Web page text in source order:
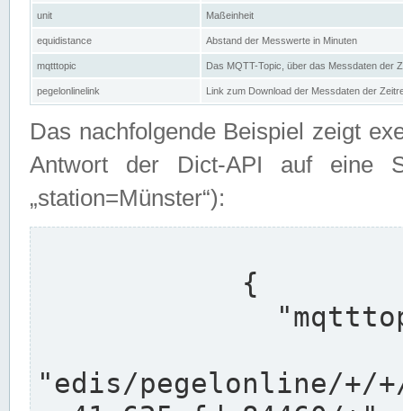
unit Maßeinheit
equidistance Abstand der Messwerte in Minuten
mqtttopic Das MQTT-Topic, über das Messdaten der
pegelonlinelink Link zum Download der Messdaten der
Das nachfolgende Beispiel zeigt
Antwort der Dict-API auf eine
„station=Münster“):
"edis/pegelonline/+/